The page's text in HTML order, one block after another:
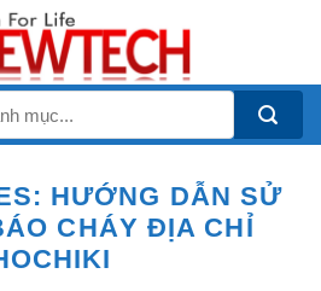
HƯỚNG DẪN SỬ
CHÁY ĐỊA CHỈ